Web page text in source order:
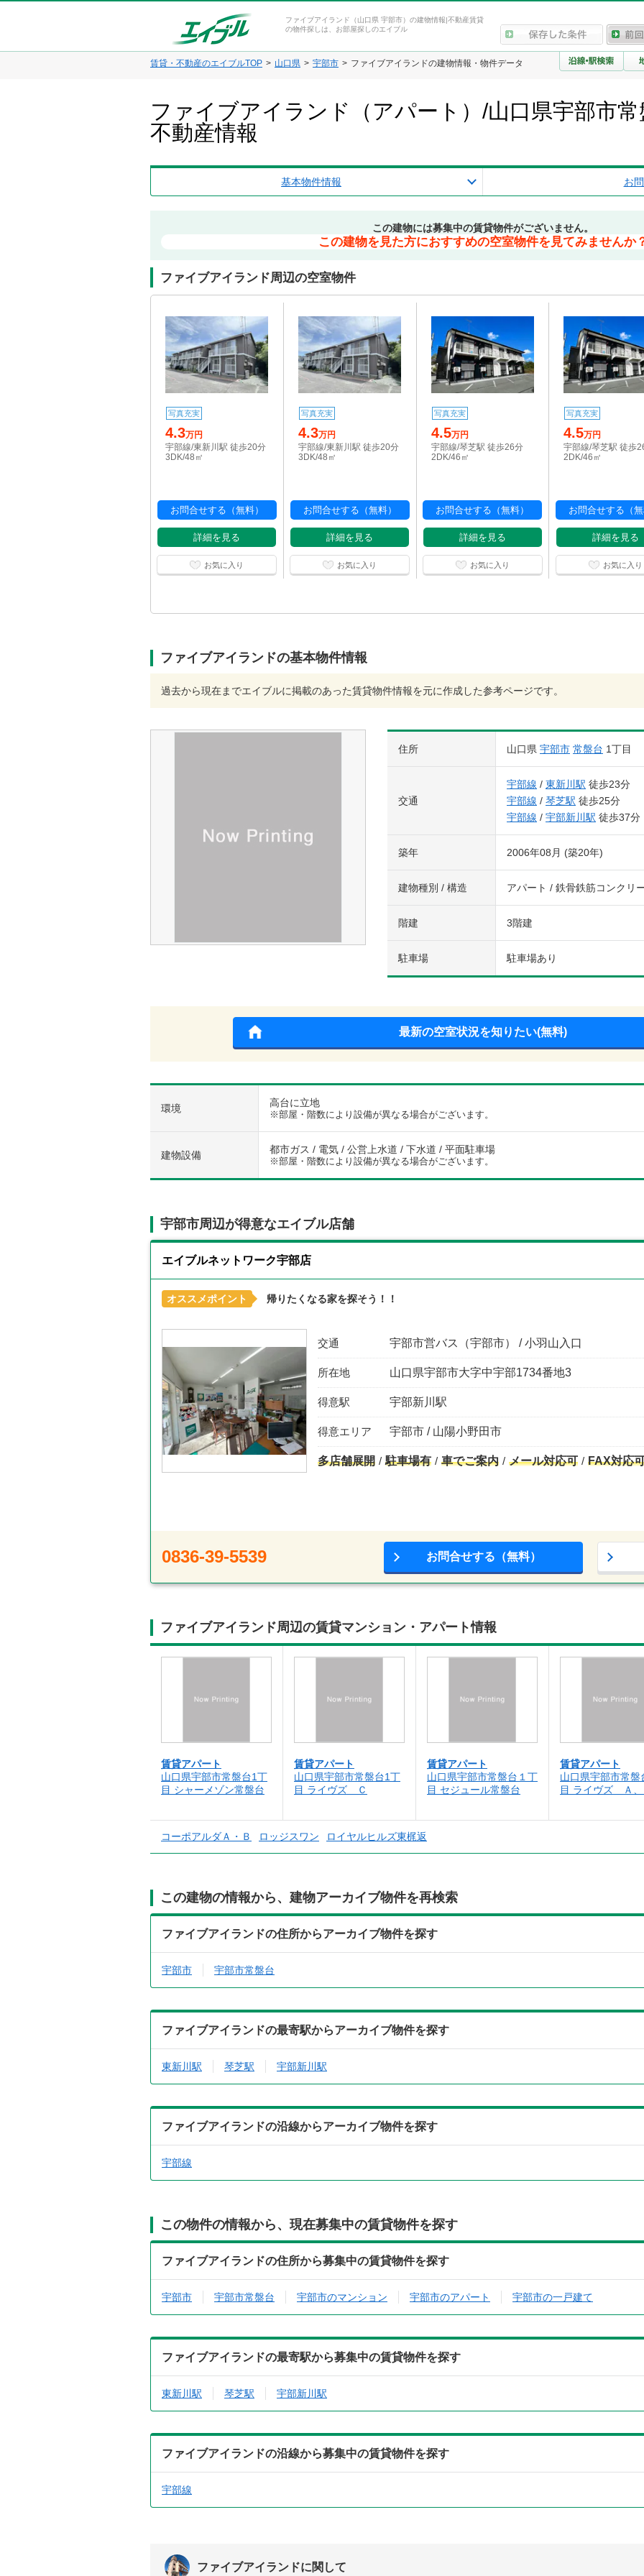
ファイブアイランド（山口県 宇部市）の建物情報|不動産賃貸
の物件探しは、お部屋探しのエイブル
賃貸・不動産のエイブルTOP 山口県 宇部市 ファイブアイランドの建物情報・物件データ
ファイブアイランド（アパート）/山口県宇部市
不動産情報
基本物件情報 お
この建物には募集中の賃貸物件がございません。
この建物を見た方におすすめの空室物件を見てみませんか
ファイブアイランド周辺の空室物件
写真充実
4.3万円
宇部線/東新川駅 徒歩20分
3DK/48㎡
お問合せする（無料）
詳細を見る
お気に入り
写真充実
4.3万円
宇部線/東新川駅 徒歩20分
3DK/48㎡
お問合せする（無料）
詳細を見る
お気に入り
写真充実
4.5万円
宇部線/琴芝駅 徒歩26分
2DK/46㎡
お問合せする（無料）
詳細を見る
お気に入り
写真充実
4.5万円
宇部線/琴芝駅 徒歩
2DK/46㎡
お問合せする（
詳細を見る
お気に入り
ファイブアイランドの基本物件情報
過去から現在までエイブルに掲載のあった賃貸物件情報を元に作成した参考ページです。
住所 山口県 宇部市 常盤台 1丁目
交通
宇部線 / 東新川駅 徒歩23分
宇部線 / 琴芝駅 徒歩25分
宇部線 / 宇部新川駅 徒歩37分
築年 2006年08月 (築20年)
建物種別 / 構造 アパート / 鉄骨鉄筋コンクリ
階建 3階建
駐車場 駐車場あり
最新の空室状況を知りたい(無料)
環境 高台に立地
※部屋・階数により設備が異なる場合がございます。
建物設備 都市ガス / 電気 / 公営上水道 / 下水道 / 平面駐車場
※部屋・階数により設備が異なる場合がございます。
宇部市周辺が得意なエイブル店舗
エイブルネットワーク宇部店
オススメポイント 帰りたくなる家を探そう！！
交通 宇部市営バス（宇部市） / 小羽山入口
所在地 山口県宇部市大字中宇部1734番地3
得意駅 宇部新川駅
得意エリア 宇部市 / 山陽小野田市
多店舗展開 駐車場有 車でご案内 メール対応可 FAX対応
0836-39-5539 お問合せする（無料）
ファイブアイランド周辺の賃貸マンション・アパート情報
賃貸アパート
山口県宇部市常盤台1丁
目 シャーメゾン常盤台
賃貸アパート
山口県宇部市常盤台1丁
目 ライヴズ Ｃ
賃貸アパート
山口県宇部市常盤台１丁
目 セジュール常盤台
賃貸アパート
山口県宇部市常盤
目 ライヴズ Ａ
コーポアルダＡ・Ｂ ロッジスワン ロイヤルヒルズ東梶返
この建物の情報から、建物アーカイブ物件を再検索
ファイブアイランドの住所からアーカイブ物件を探す
宇部市 宇部市常盤台
ファイブアイランドの最寄駅からアーカイブ物件を探す
東新川駅 琴芝駅 宇部新川駅
ファイブアイランドの沿線からアーカイブ物件を探す
宇部線
この物件の情報から、現在募集中の賃貸物件を探す
ファイブアイランドの住所から募集中の賃貸物件を探す
宇部市 宇部市常盤台 宇部市のマンション 宇部市のアパート 宇部市の一戸建て
ファイブアイランドの最寄駅から募集中の賃貸物件を探す
東新川駅 琴芝駅 宇部新川駅
ファイブアイランドの沿線から募集中の賃貸物件を探す
宇部線
ファイブアイランドに関して